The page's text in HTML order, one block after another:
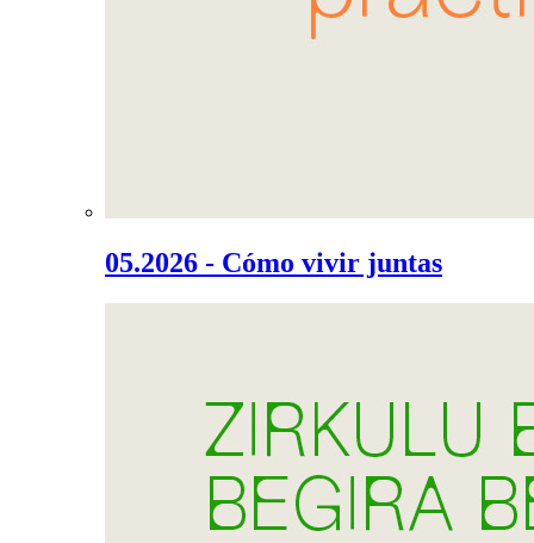
05.2026 - Cómo vivir juntas